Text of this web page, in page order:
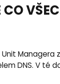
Unit
DNS. V té